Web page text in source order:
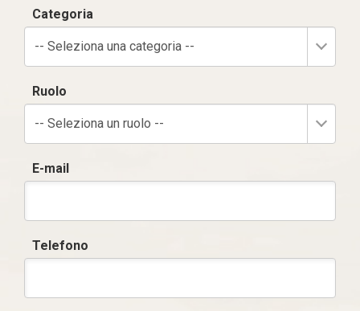
Categoria
-- Seleziona una categoria --
Ruolo
-- Seleziona un ruolo --
E-mail
Telefono